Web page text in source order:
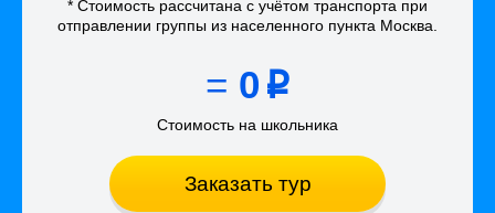
* Стоимость рассчитана с учётом транспорта при
отправлении группы из населенного пункта Москва
= 0 p
Стоимость на школьника
Заказать тур